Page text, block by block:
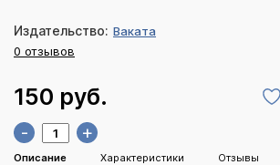
Издательство: Ваката
0 отзывов
150 руб.
- +
Описание Характеристики Отзывы